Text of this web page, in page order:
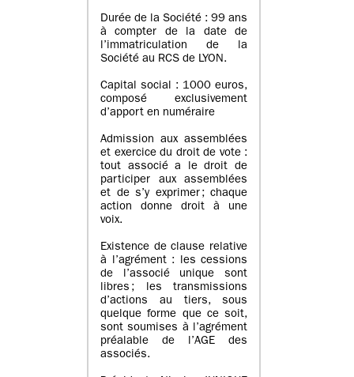
Durée de la Société : 99 ans
à compter de la date de
l’immatriculation de la
Société au RCS de LYON.
Capital social : 1000 euros,
composé exclusivement
d’apport en numéraire
Admission aux assemblées
et exercice du droit de vote :
tout associé a le droit de
participer aux assemblées
et de s’y exprimer ; chaque
action donne droit à une
voix.
Existence de clause relative
à l’agrément : les cessions
de l’associé unique sont
libres ; les transmissions
d’actions au tiers, sous
quelque forme que ce soit,
sont soumises à l’agrément
préalable de l’AGE des
associés.